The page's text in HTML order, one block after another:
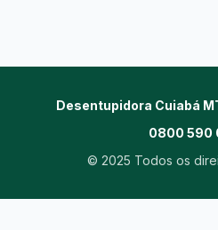
Desentupidora Cuiabá
0800 590
© 2025 Todos os